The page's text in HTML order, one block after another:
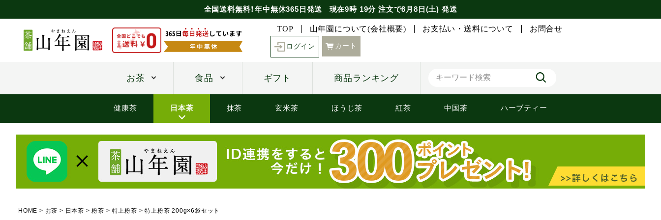
全国送料無料！年中無休365日発送 現在9時 19分 注文で8月8日(土) 発送
TOP 山年園について(会社概要) お支払い・送料について お問合せ
ログイン カート
お茶 食品 ギフト 商品ランキング
健康茶 日本茶 抹茶 玄米茶 ほうじ茶 紅茶 中国茶 ハーブティー
HOME お茶 日本茶 粉茶 特上粉茶 特上粉茶 200g×6袋セット